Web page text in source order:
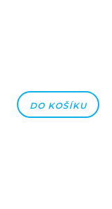
DO KOŠÍKU